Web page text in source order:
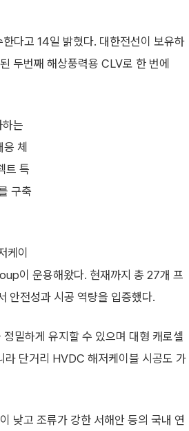
다고 14일 밝혔다. 대한전선이 보유하
두번째 해상풍력용 CLV로 한 번에
는
체
트 특
구축
케이
이 운용해왔다. 현재까지 총 27개 프
안전성과 시공 역량을 입증했다.
밀하게 유지할 수 있으며 대형 캐로셀
라 단거리 HVDC 해저케이블 시공도 가
낮고 조류가 강한 서해안 등의 국내 연